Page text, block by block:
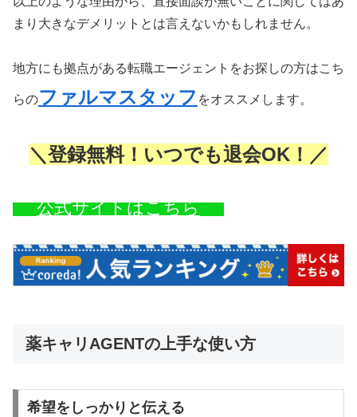
まり大きなデメリットとは言えないかもしれません。
地方にも拠点がある転職エージェントをお探しの方はこち
らのファルマスタッフ をオススメします。
＼登録無料！いつでも退会OK！／
公式サイトはこちら
薬キャリAGENTの上手な使い方
希望をしっかりと伝える